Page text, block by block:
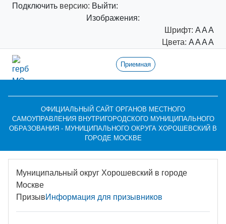
Подключить версию: Выйти:
Изображения:
Шрифт: AAA
Цвета: AAAA
Приемная
ОФИЦИАЛЬНЫЙ САЙТ ОРГАНОВ МЕСТНОГО
САМОУПРАВЛЕНИЯ ВНУТРИГОРОДСКОГО МУНИЦИПАЛЬНОГО
ОБРАЗОВАНИЯ - МУНИЦИПАЛЬНОГО ОКРУГА ХОРОШЕВСКИЙ В
ГОРОДЕ МОСКВЕ
Муниципальный округ Хорошевский в городе
Москве
ПризывИнформация для призывников